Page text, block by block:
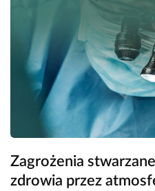
Zagrożenia
zdrowia przez